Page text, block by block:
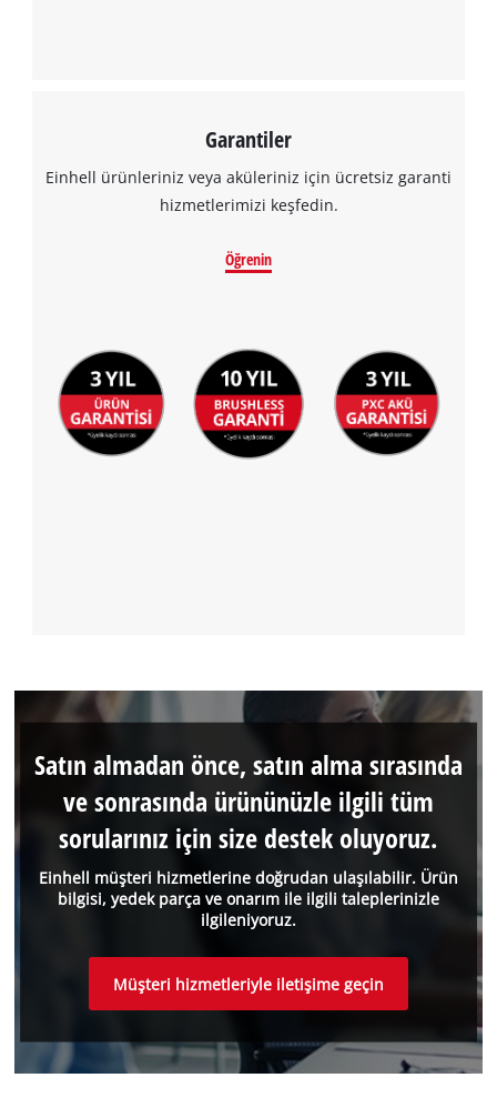
Garantiler
Einhell ürünleriniz veya aküleriniz için ücretsiz garanti
hizmetlerimizi keşfedin.
Öğrenin
Einhell müşteri hizmetlerine doğrudan ulaşılabilir. Ürün
bilgisi, yedek parça ve onarım ile ilgili taleplerinizle
ilgileniyoruz.
Satın almadan önce, satın alma sırasında
ve sonrasında ürününüzle ilgili tüm
sorularınız için size destek oluyoruz.
Müşteri hizmetleriyle iletişime geçin